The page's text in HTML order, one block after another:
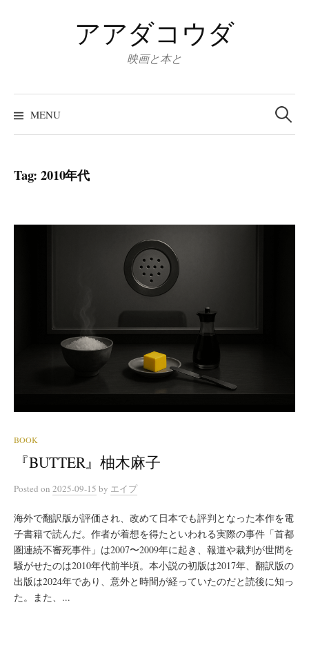
アアダコウダ
映画と本と
MENU
Search
for:
Tag:2010年代
BOOK
『BUTTER』柚木麻子
Posted on 2025-09-15 by エイプ
海外で翻訳版が評価され、改めて日本でも評判となった本作を電
子書籍で読んだ。作者が着想を得たといわれる実際の事件「首都
圏連続不審死事件」は2007〜2009年に起き、報道や裁判が世間を
騒がせたのは2010年代前半頃。本小説の初版は2017年、翻訳版の
出版は2024年であり、意外と時間が経っていたのだと読後に知っ
た。また、...